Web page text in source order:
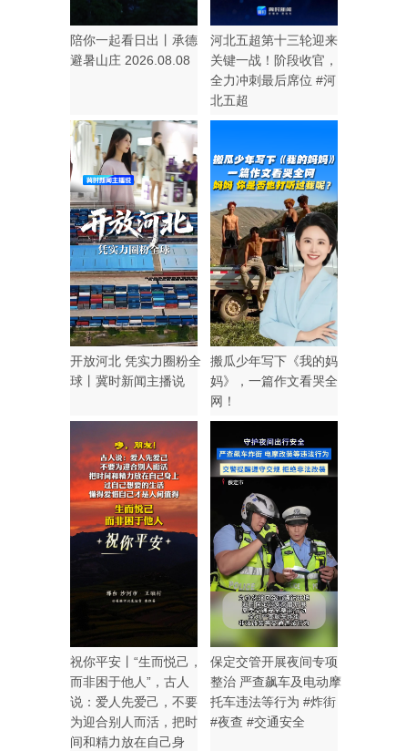
陪你一起看日出丨承德
避暑山庄 2026.08.08
河北五超第十三轮迎来
关键一战！阶段收官，
全力冲刺最后席位 #河
北五超
开放河北 凭实力圈粉全
球丨冀时新闻主播说
搬瓜少年写下《我的妈
妈》，一篇作文看哭全
网！
祝你平安丨“生而悦己，
而非困于他人”，古人
说：爱人先爱己，不要
为迎合别人而活，把时
间和精力放在自己身
保定交管开展夜间专项
整治 严查飙车及电动摩
托车违法等行为 #炸街
#夜查 #交通安全